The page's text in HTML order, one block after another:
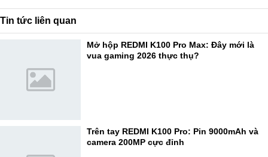
Tin tức liên quan
Mở hộp REDMI K100 Pro Max: Đây mới là
vua gaming 2026 thực thụ?
Trên tay REDMI K100 Pro: Pin 9000mAh và
camera 200MP cực đỉnh